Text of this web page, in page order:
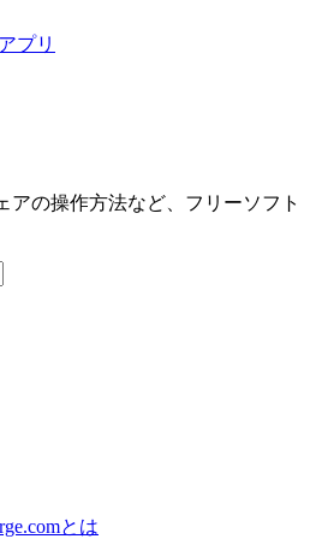
アプリ
アの操作方法など、フリーソフト
とは